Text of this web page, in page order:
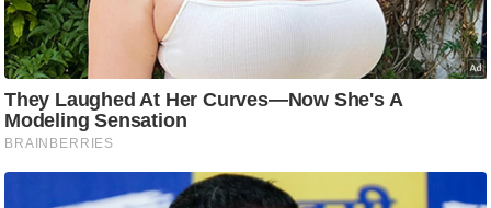
स्थ
ल
व्र
त
त्यो